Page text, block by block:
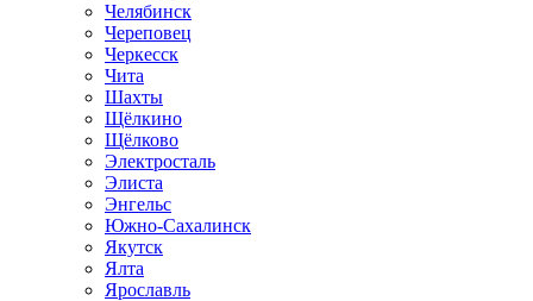
Челябинск
Череповец
Черкесск
Чита
Шахты
Щёлкино
Щёлково
Электросталь
Элиста
Энгельс
Южно-Сахалинск
Якутск
Ялта
Ярославль